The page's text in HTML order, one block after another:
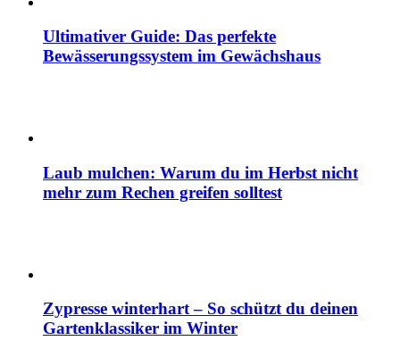
Ultimativer Guide: Das perfekte
Bewässerungssystem im Gewächshaus
Laub mulchen: Warum du im Herbst nicht
mehr zum Rechen greifen solltest
Zypresse winterhart – So schützt du deinen
Gartenklassiker im Winter